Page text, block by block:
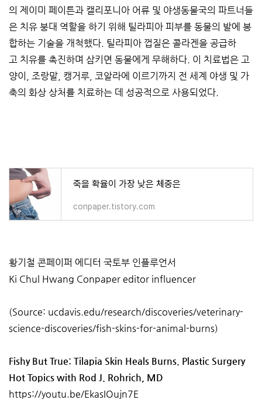
의 제이미 페이튼과 캘리포니아 어류 및 야생동물국의 파트너들
은 치유 붕대 역할을 하기 위해 틸라피아 피부를 동물의 발에 봉
합하는 기술을 개척했다. 틸라피아 껍질은 콜라겐을 공급하
고 치유를 촉진하며 삼키면 동물에게 무해하다. 이 치료법은 고
양이, 조랑말, 캥거루, 코알라에 이르기까지 전 세계 야생 및 가
축의 화상 상처를 치료하는 데 성공적으로 사용되었다.
죽을 확율이 가장 낮은 체중은
conpaper.tistory.com
황기철 콘페이퍼 에디터 국토부 인플루언서
Ki Chul Hwang Conpaper editor influencer
(Source: ucdavis.edu/research/discoveries/veterinary-
science-discoveries/fish-skins-for-animal-burns)
Fishy But True: Tilapia Skin Heals Burns. Plastic Surgery
Hot Topics with Rod J. Rohrich, MD
https://youtu.be/EkasIOujn7E